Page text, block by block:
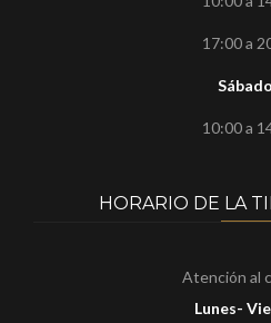
17:00 a
10:00 a
HORARIO DE LA
Atención al
Lunes-